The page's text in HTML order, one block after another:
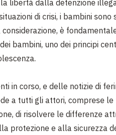
libertà dalla detenzione
di crisi, i bambini sono
è
bambini, uno dei principi
in corso, e delle notizie di
a tutti gli attori, comprese le
di risolvere le differenze
protezione e alla sicurezza